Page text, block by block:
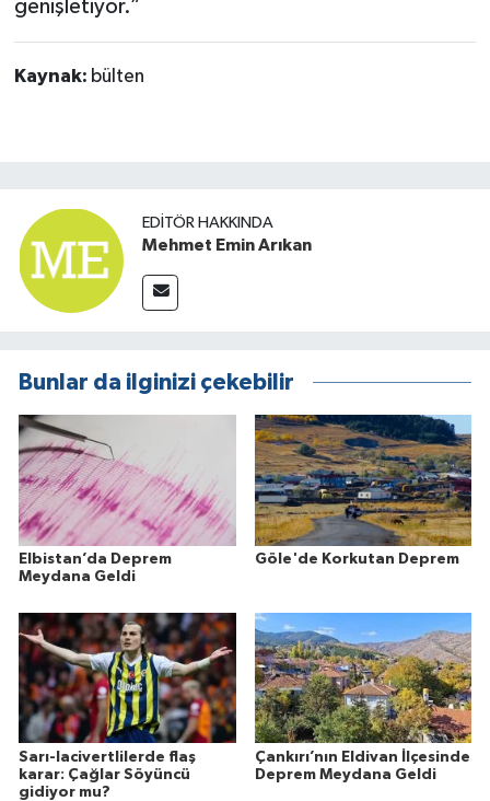
genişletiyor.”
Kaynak: bülten
EDITÖR HAKKINDA
Mehmet Emin Arıkan
Bunlar da ilginizi çekebilir
Elbistan’da Deprem
Meydana Geldi
Göle'de Korkutan Deprem
Sarı-lacivertlilerde flaş
karar: Çağlar Söyüncü
gidiyor mu?
Çankırı’nın Eldivan İlçesinde
Deprem Meydana Geldi